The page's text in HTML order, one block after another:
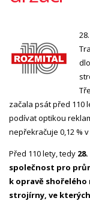
začala psát před 110
podívat optikou
nepřekračuje 0,12 %
Před 110 lety, tedy
společnost pro
k opravě shořelého
strojírny, ve